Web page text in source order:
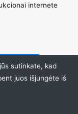
internete
sutinkate, kad
juos išjungėte iš